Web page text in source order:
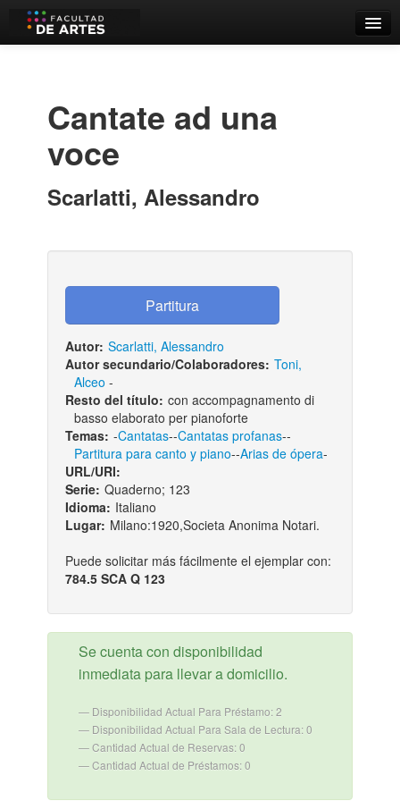
Estantes Virtuales
Iniciar sesión
Cantate ad una
voce
Scarlatti, Alessandro
Autor: Scarlatti, Alessandro
Autor secundario/Colaboradores: Toni,
Alceo -
Resto del título: con accompagnamento di
basso elaborato per pianoforte
Temas: -Cantatas--Cantatas profanas--
Partitura para canto y piano--Arias de ópera-
URL/URI:
Serie: Quaderno; 123
Idioma: Italiano
Lugar: Milano:1920,Societa Anonima Notari.
Puede solicitar más fácilmente el ejemplar con:
784.5 SCA Q 123
Se cuenta con disponibilidad
inmediata para llevar a domicilio.
Disponibilidad Actual Para Préstamo: 2
Disponibilidad Actual Para Sala de Lectura: 0
Cantidad Actual de Reservas: 0
Cantidad Actual de Préstamos: 0